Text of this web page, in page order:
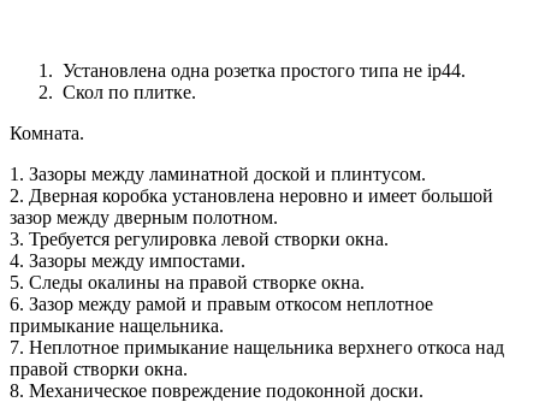
Установлена одна розетка простого типа не ip44.
Скол по плитке.
Комната.
1. Зазоры между ламинатной доской и плинтусом.
2. Дверная коробка установлена неровно и имеет большой
зазор между дверным полотном.
3. Требуется регулировка левой створки окна.
4. Зазоры между импостами.
5. Следы окалины на правой створке окна.
6. Зазор между рамой и правым откосом неплотное
примыкание нащельника.
7. Неплотное примыкание нащельника верхнего откоса над
правой створки окна.
8. Механическое повреждение подоконной доски.